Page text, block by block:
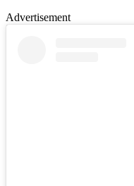
Advertisement